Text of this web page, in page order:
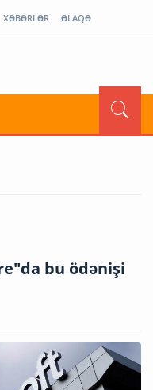
XƏBƏRLƏR ƏLAQƏ
bu ödənişi